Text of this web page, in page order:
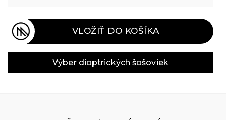
VLOŽIŤ DO KOŠÍKA
Výber dioptrických šošoviek